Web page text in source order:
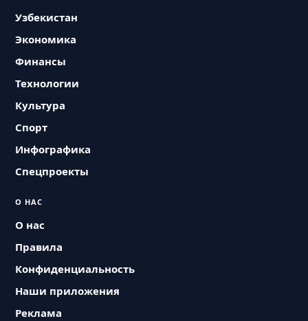
Узбекистан
Экономика
Финансы
Технологии
Культура
Спорт
Инфографика
Спецпроекты
О НАС
О нас
Правила
Конфиденциальность
Наши приложения
Реклама